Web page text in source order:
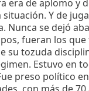
era de aplomo y
Y de
Nunca se dejó
fueran los que
su tozuda
Estuvo en
preso político
con más de 70